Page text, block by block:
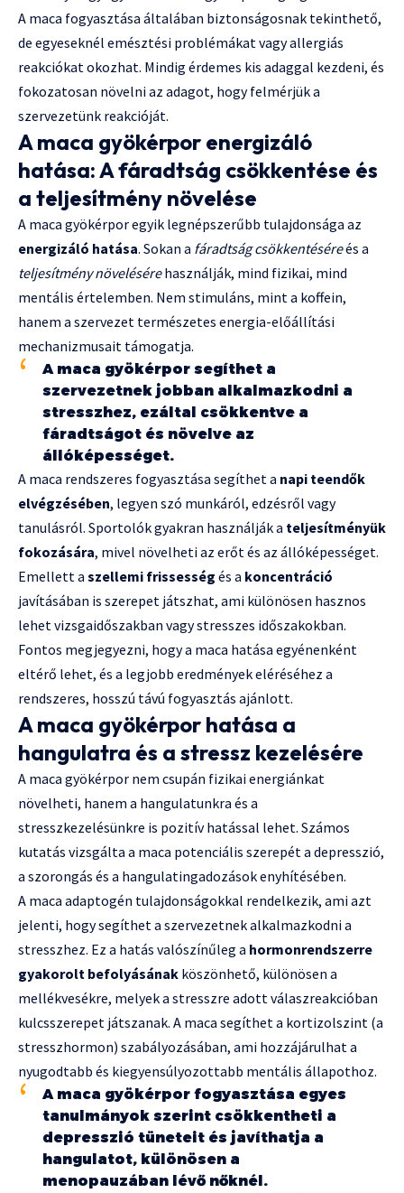
A maca fogyasztása általában biztonságosnak tekinthető,
de egyeseknél emésztési problémákat vagy allergiás
reakciókat okozhat. Mindig érdemes kis adaggal kezdeni, és
fokozatosan növelni az adagot, hogy felmérjük a
szervezetünk reakcióját.
A maca gyökérpor energizáló
hatása: A fáradtság csökkentése és
a teljesítmény növelése
A maca gyökérpor egyik legnépszerűbb tulajdonsága az
energizáló hatása. Sokan a fáradtság csökkentéséreés a
teljesítmény növelésérehasználják, mind fizikai, mind
mentális értelemben. Nem stimuláns, mint a koffein,
hanem a szervezet természetes energia-előállítási
mechanizmusait támogatja.
A maca gyökérpor segíthet a
szervezetnek jobban alkalmazkodni a
stresszhez, ezáltal csökkentve a
fáradtságot és növelve az
állóképességet.
A maca rendszeres fogyasztása segíthet a napi teendők
elvégzésében, legyen szó munkáról, edzésről vagy
tanulásról. Sportolók gyakran használják a teljesítményük
fokozására, mivel növelheti az erőt és az állóképességet.
Emellett a szellemi frissesség és a koncentráció
javításában is szerepet játszhat, ami különösen hasznos
lehet vizsgaidőszakban vagy stresszes időszakokban.
Fontos megjegyezni, hogy a maca hatása egyénenként
eltérő lehet, és a legjobb eredmények eléréséhez a
rendszeres, hosszú távú fogyasztás ajánlott.
A maca gyökérpor hatása a
hangulatra és a stressz kezelésére
A maca gyökérpor nem csupán fizikai energiánkat
növelheti, hanem a hangulatunkra és a
stresszkezelésünkre is pozitív hatással lehet. Számos
kutatás vizsgálta a maca potenciális szerepét a depresszió,
a szorongás és a hangulatingadozások enyhítésében.
A maca adaptogén tulajdonságokkal rendelkezik, ami azt
jelenti, hogy segíthet a szervezetnek alkalmazkodni a
stresszhez. Ez a hatás valószínűleg a hormonrendszerre
gyakorolt befolyásának köszönhető, különösen a
mellékvesékre, melyek a stresszre adott válaszreakcióban
kulcsszerepet játszanak. A maca segíthet a kortizolszint (a
stresszhormon) szabályozásában, ami hozzájárulhat a
nyugodtabb és kiegyensúlyozottabb mentális állapothoz.
A maca gyökérpor fogyasztása egyes
tanulmányok szerint csökkentheti a
depresszió tüneteit és javíthatja a
hangulatot, különösen a
menopauzában lévő nőknél.